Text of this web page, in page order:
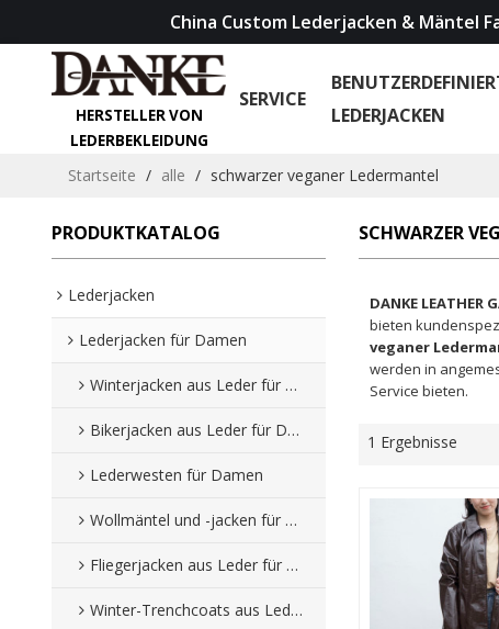
China Custom Lederjacken & Mäntel
HERSTELLER VON
LEDERBEKLEIDUNG
SERVICE
LEDERJACKEN
Startseite / alle / schwarzer veganer Ledermantel
PRODUKTKATALOG
Lederjacken
Lederjacken für Damen
Winterjacken aus Leder für Damen
Bikerjacken aus Leder für Damen
Lederwesten für Damen
Wollmäntel und -jacken für Damen
Fliegerjacken aus Leder für Damen
Winter-Trenchcoats aus Leder für Damen
SCHWARZER
DANKE LEATHER
bieten
veganer
werden in
Service bieten.
1 Ergebnisse